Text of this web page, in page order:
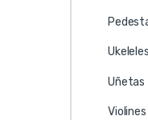
Ukeleles
Uñetas
Violines